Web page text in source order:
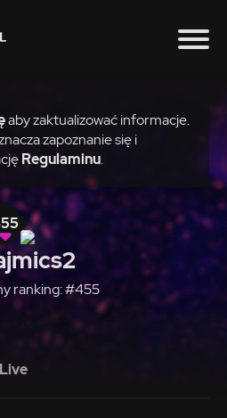
aby zaktualizować informacje.
zapoznanie się i
Regulaminu.
ranking: #455
Live